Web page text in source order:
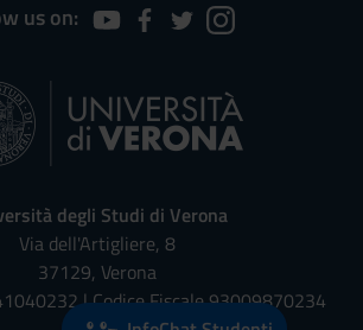
us on:
degli Studi di Verona
Via dell'Artigliere, 8
37129, Verona
| Codice Fiscale 93009870234